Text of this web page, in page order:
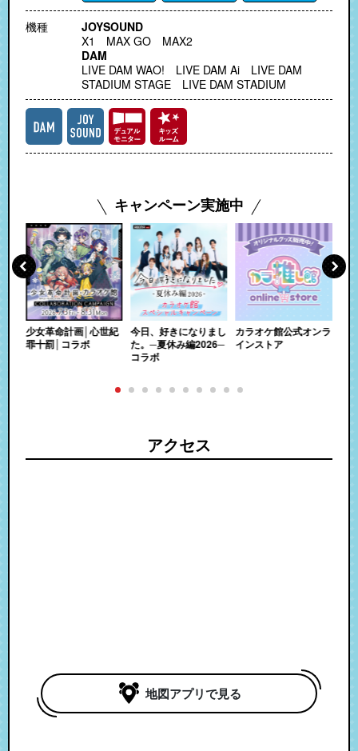
機種
JOYSOUND
X1 MAX GO MAX2
DAM
LIVE DAM WAO! LIVE DAM Ai LIVE DAM
STADIUM STAGE LIVE DAM STADIUM
アクセス
地図アプリで見る
キャンペーン実施中
少女革命計画│心世紀
罪十罰│コラボ
今日、好きになりまし
た。─夏休み編2026─
コラボ
カラオケ館公式オンラ
インストア